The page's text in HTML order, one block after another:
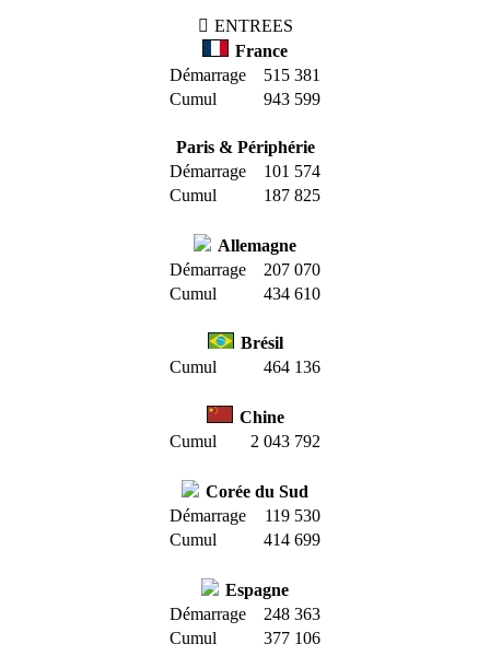
ENTREES
France
Démarrage
515 381
Cumul
943 599
Paris & Périphérie
Démarrage
101 574
Cumul
187 825
Allemagne
Démarrage
207 070
Cumul
434 610
Brésil
Cumul
464 136
Chine
Cumul
2 043 792
Corée du Sud
Démarrage
119 530
Cumul
414 699
Espagne
Démarrage
248 363
Cumul
377 106